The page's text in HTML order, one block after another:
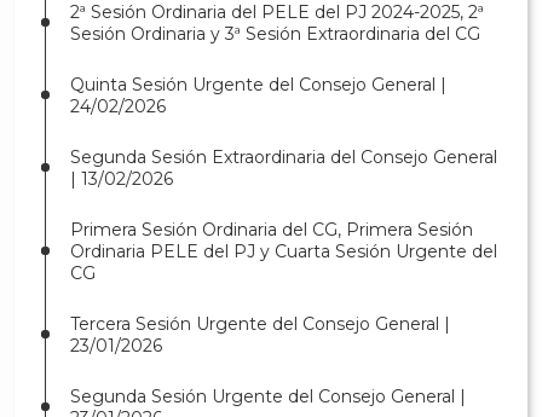
2ª Sesión Ordinaria del PELE del PJ 2024-2025, 2ª
Sesión Ordinaria y 3ª Sesión Extraordinaria del CG
Quinta Sesión Urgente del Consejo General |
24/02/2026
Segunda Sesión Extraordinaria del Consejo General
| 13/02/2026
Primera Sesión Ordinaria del CG, Primera Sesión
Ordinaria PELE del PJ y Cuarta Sesión Urgente del
CG
Tercera Sesión Urgente del Consejo General |
23/01/2026
Segunda Sesión Urgente del Consejo General |